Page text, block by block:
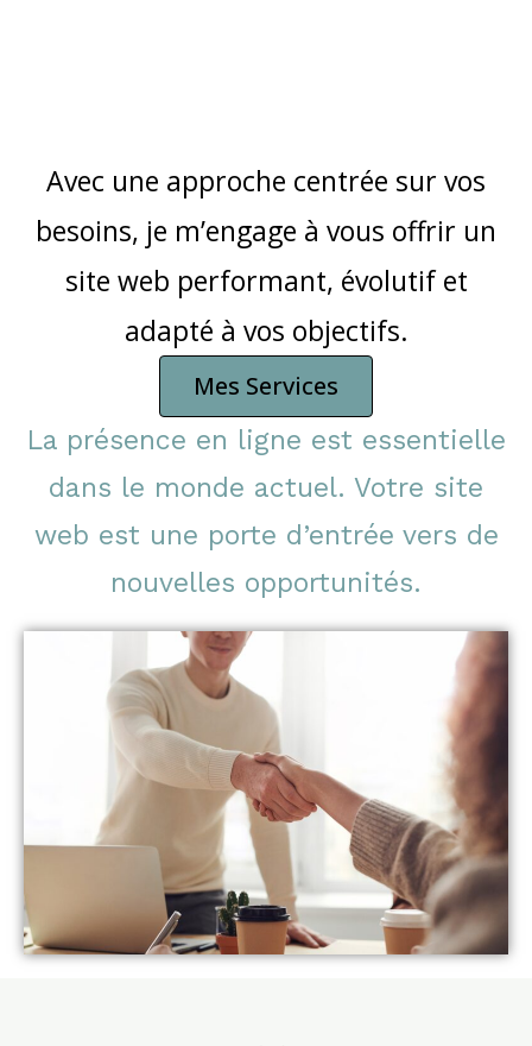
Avec une approche centrée sur vos
besoins, je m’engage à vous offrir un
site web performant, évolutif et
adapté à vos objectifs.
Mes Services
La présence en ligne est essentielle
dans le monde actuel. Votre site
web est une porte d’entrée vers de
nouvelles opportunités.